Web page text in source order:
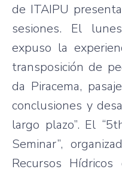
de ITAIPU
sesiones. El
expuso la
transposición de
da Piracema,
conclusiones y
largo plazo”. El
Seminar”,
Recursos